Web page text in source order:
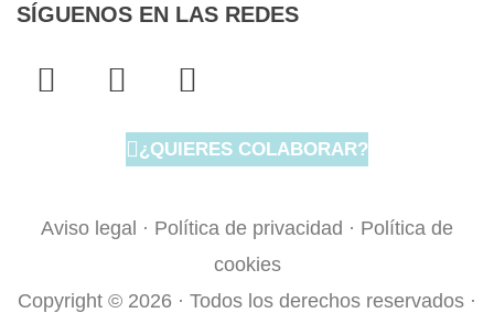
SÍGUENOS EN LAS REDES
F
a
o
k
T
w
e
I
n
s
t
g
a
¿QUIERES COLABORAR?
Aviso legal · Política de privacidad · Política de
cookies
Copyright © 2026 · Todos los derechos reservados ·